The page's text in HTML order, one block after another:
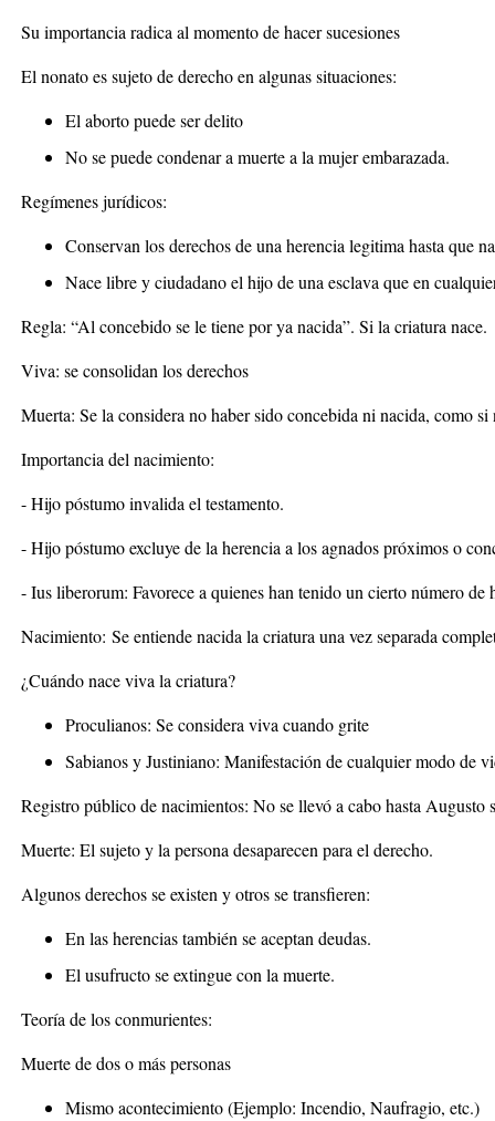
Su importancia radica al momento de hacer sucesiones
El nonato es sujeto de derecho en algunas situaciones:
El aborto puede ser delito
No se puede condenar a muerte a la mujer embarazada.
Regímenes jurídicos:
Conservan los derechos de una herencia legitima hasta que
Nace libre y ciudadano el hijo de una esclava que en
Regla: “Al concebido se le tiene por ya nacida”. Si la criatura nace.
Viva: se consolidan los derechos
Muerta: Se la considera no haber sido concebida ni nacida, como si
Importancia del nacimiento:
- Hijo póstumo invalida el testamento.
- Hijo póstumo excluye de la herencia a los agnados próximos o
- Ius liberorum: Favorece a quienes han tenido un cierto número de
Nacimiento: Se entiende nacida la criatura una vez separada
¿Cuándo nace viva la criatura?
Proculianos: Se considera viva cuando grite
Sabianos y Justiniano: Manifestación de cualquier modo de
Registro público de nacimientos: No se llevó a cabo hasta Augusto
Muerte: El sujeto y la persona desaparecen para el derecho.
Algunos derechos se existen y otros se transfieren:
En las herencias también se aceptan deudas.
El usufructo se extingue con la muerte.
Teoría de los conmurientes:
Muerte de dos o más personas
Mismo acontecimiento (Ejemplo: Incendio, Naufragio, etc.)